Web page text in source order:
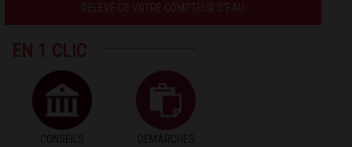
RELEVÉ DE VOTRE COMPTEUR D'EAU
EN 1 CLIC
CONSEILS
DEMARCHES